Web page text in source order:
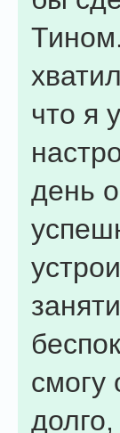
что я
день
смогу